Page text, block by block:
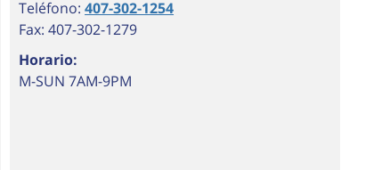
Teléfono:407-302-1254
Fax: 407-302-1279
Horario:
M-SUN 7AM-9PM